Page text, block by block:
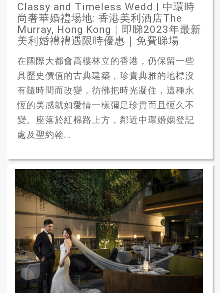
Classy and Timeless Wedd | 中環時
尚奢華婚禮場地: 香港美利酒店The
Murray, Hong Kong｜即睇2023年最新
美利婚禮禮遇限時優惠｜免費睇場
在國際大都會高樓林立的香港，仍保留一些
具歷史價值的古典建築，珍貴典雅的地標沒
有隨時間而改變，彷彿把時光凝住，這種永
恆的美感就如愛情一樣彌足珍貴而且恆久不
變。座落於紅棉路上方，鄰近中環婚姻登記
處及聖約翰...